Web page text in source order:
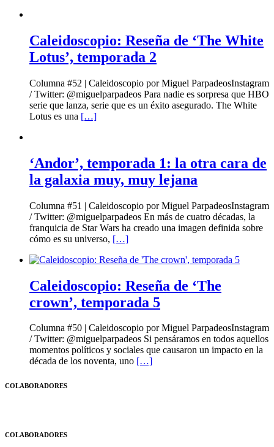
Caleidoscopio: Reseña de ‘The White
Lotus’, temporada 2
Columna #52 | Caleidoscopio por Miguel ParpadeosInstagram
/ Twitter: @miguelparpadeos Para nadie es sorpresa que HBO
serie que lanza, serie que es un éxito asegurado. The White
Lotus es una […]
‘Andor’, temporada 1: la otra cara de
la galaxia muy, muy lejana
Columna #51 | Caleidoscopio por Miguel ParpadeosInstagram
/ Twitter: @miguelparpadeos En más de cuatro décadas, la
franquicia de Star Wars ha creado una imagen definida sobre
cómo es su universo, […]
Caleidoscopio: Reseña de ‘The
crown’, temporada 5
Columna #50 | Caleidoscopio por Miguel ParpadeosInstagram
/ Twitter: @miguelparpadeos Si pensáramos en todos aquellos
momentos políticos y sociales que causaron un impacto en la
década de los noventa, uno […]
COLABORADORES
COLABORADORES